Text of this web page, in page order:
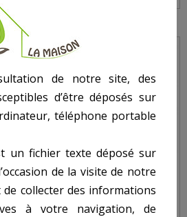
de notre site, des
d’être déposés sur
téléphone portable
un fichier texte déposé sur
de la visite de notre
collecter des informations
à votre navigation, de